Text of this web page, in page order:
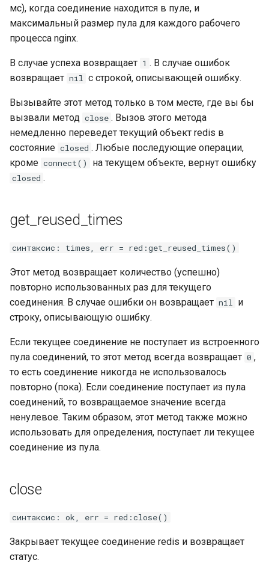
мс), когда соединение находится в пуле, и
максимальный размер пула для каждого рабочего
процесса nginx.
В случае успеха возвращает 1 . В случае ошибок
возвращает nil с строкой, описывающей ошибку.
Вызывайте этот метод только в том месте, где вы бы
вызвали метод close . Вызов этого метода
немедленно переведет текущий объект redis в
состояние closed . Любые последующие операции,
кроме connect() на текущем объекте, вернут ошибку
closed .
get_reused_times
синтаксис: times, err = red:get_reused_times()
Этот метод возвращает количество (успешно)
повторно использованных раз для текущего
соединения. В случае ошибки он возвращает nil и
строку, описывающую ошибку.
Если текущее соединение не поступает из встроенного
пула соединений, то этот метод всегда возвращает 0 ,
то есть соединение никогда не использовалось
повторно (пока). Если соединение поступает из пула
соединений, то возвращаемое значение всегда
ненулевое. Таким образом, этот метод также можно
использовать для определения, поступает ли текущее
соединение из пула.
close
синтаксис: ok, err = red:close()
Закрывает текущее соединение redis и возвращает
статус.